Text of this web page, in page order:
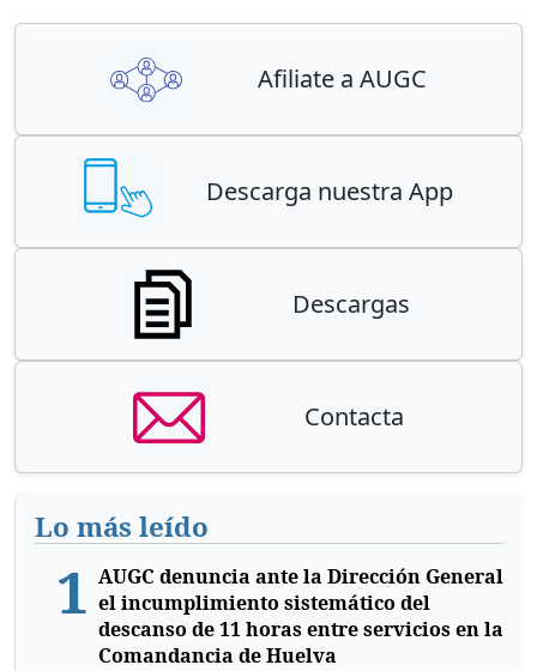
Afiliate a AUGC
Descarga nuestra App
Descargas
Contacta
Lo más leído
1 AUGC denuncia ante la Dirección General
el incumplimiento sistemático del
descanso de 11 horas entre servicios en la
Comandancia de Huelva